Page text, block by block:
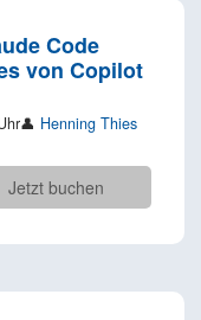
Code
von Copilot
👤 Henning Thies
Jetzt buchen